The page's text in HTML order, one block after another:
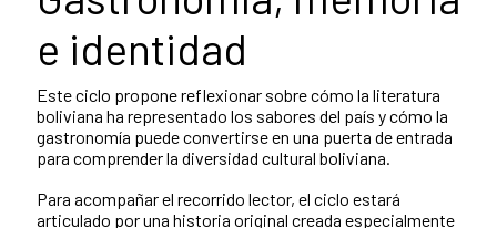
e identidad
Este ciclo propone reflexionar sobre cómo la literatura
boliviana ha representado los sabores del país y cómo la
gastronomía puede convertirse en una puerta de entrada
para comprender la diversidad cultural boliviana.
Para acompañar el recorrido lector, el ciclo estará
articulado por una historia original creada especialmente